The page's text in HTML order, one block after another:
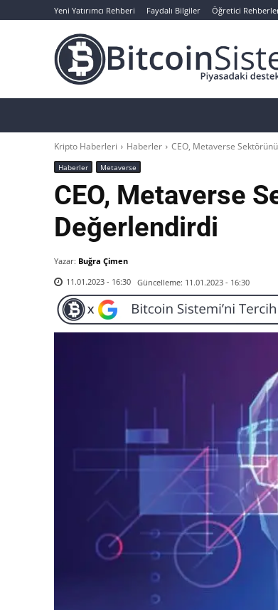
Yeni Yatırımcı Rehberi Faydalı Bilgiler Öğretici
Kripto Haberleri Haberler CEO, Metaverse
Haberler Metaverse
CEO, Metaverse
Değerlendirdi
Yazar: Buğra Çimen
11.01.2023 - 16:30 Güncelleme: 11.01.2023 - 16:30